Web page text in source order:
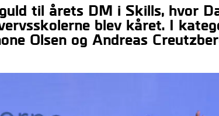
til årets DM i Skills, hvor
blev kåret. I
Olsen og Andreas